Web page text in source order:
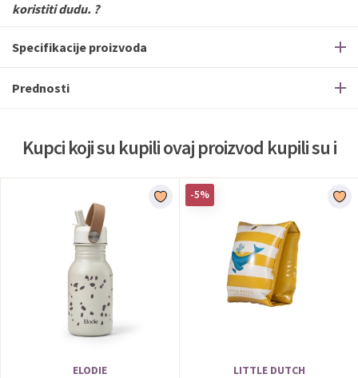
koristiti dudu. ?
Specifikacije proizvoda
Prednosti
Kupci koji su kupili ovaj proizvod kupili su i
ELODIE
-5%
LITTLE DUTCH